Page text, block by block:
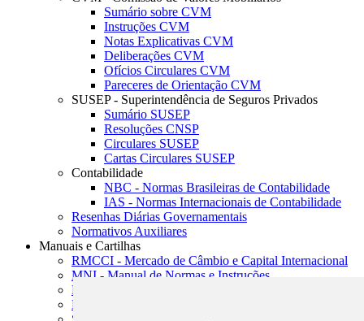
Sumário sobre CVM
Instruções CVM
Notas Explicativas CVM
Deliberações CVM
Ofícios Circulares CVM
Pareceres de Orientação CVM
SUSEP - Superintendência de Seguros Privados
Sumário SUSEP
Resoluções CNSP
Circulares SUSEP
Cartas Circulares SUSEP
Contabilidade
NBC - Normas Brasileiras de Contabilidade
IAS - Normas Internacionais de Contabilidade
Resenhas Diárias Governamentais
Normativos Auxiliares
Manuais e Cartilhas
RMCCI - Mercado de Câmbio e Capital Internacional
MNI - Manual de Normas e Instruções
MTVM - Manual de Títulos e Valores Mobiliários
MCR - Manual de Crédito Rural